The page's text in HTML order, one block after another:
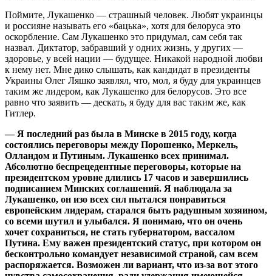
Поймите, Лукашенко — страшный человек. Любят украинцы
и россияне называть его «бацька», хотя для белоруса это
оскорбление. Сам Лукашенко это придумал, сам себя так
назвал. Диктатор, забравший у одних жизнь, у других —
здоровье, у всей нации — будущее. Никакой народной любви
к нему нет. Мне дико слышать, как кандидат в президенты
Украины Олег Ляшко заявлял, что, мол, я буду для украинцев
таким же лидером, как Лукашенко для белорусов. Это все
равно что заявить — дескать, я буду для вас таким же, как
Гитлер.
— Я последний раз была в Минске в 2015 году, когда
состоялись переговоры между Порошенко, Меркель,
Олландом и Путиным. Лукашенко всех принимал.
Абсолютно беспрецедентные переговоры, которые на
президентском уровне длились 17 часов и завершились
подписанием Минских соглашений. Я наблюдала за
Лукашенко, он изо всех сил пытался понравиться
европейским лидерам, старался быть радушным хозяином,
со всеми шутил и улыбался. Я понимаю, что он очень
хочет сохраниться, не стать губернатором, вассалом
Путина. Ему важен президентский статус, при котором он
бесконтрольно командует независимой страной, сам всем
распоряжается. Возможен ли вариант, что из-за вот этого